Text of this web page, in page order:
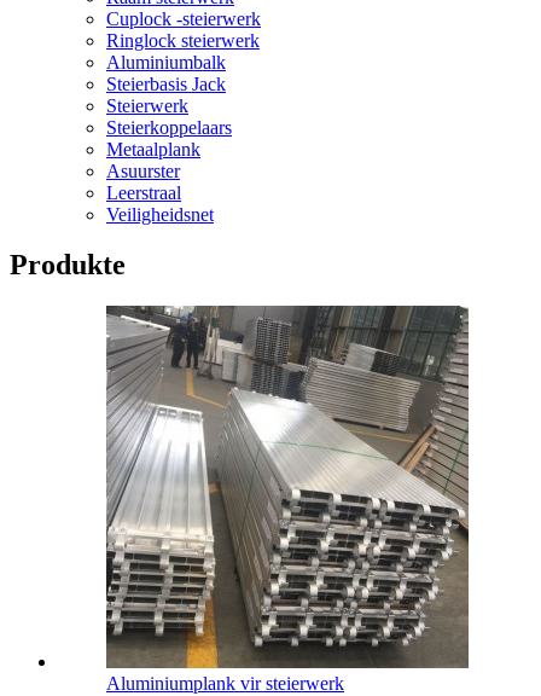
Cuplock -steierwerk
Ringlock steierwerk
Aluminiumbalk
Steierbasis Jack
Steierwerk
Steierkoppelaars
Metaalplank
Asuurster
Leerstraal
Veiligheidsnet
Produkte
Aluminiumplank vir steierwerk